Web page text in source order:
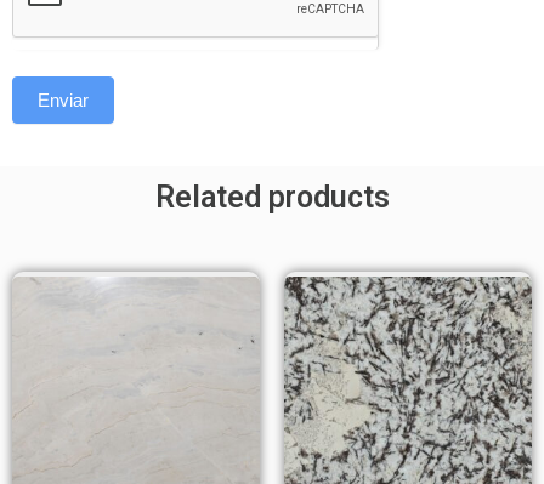
Enviar
Related products